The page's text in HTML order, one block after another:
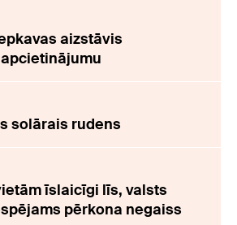
aizstāvis
solārais rudens
īslaicīgi līs, valsts
pērkona negaiss